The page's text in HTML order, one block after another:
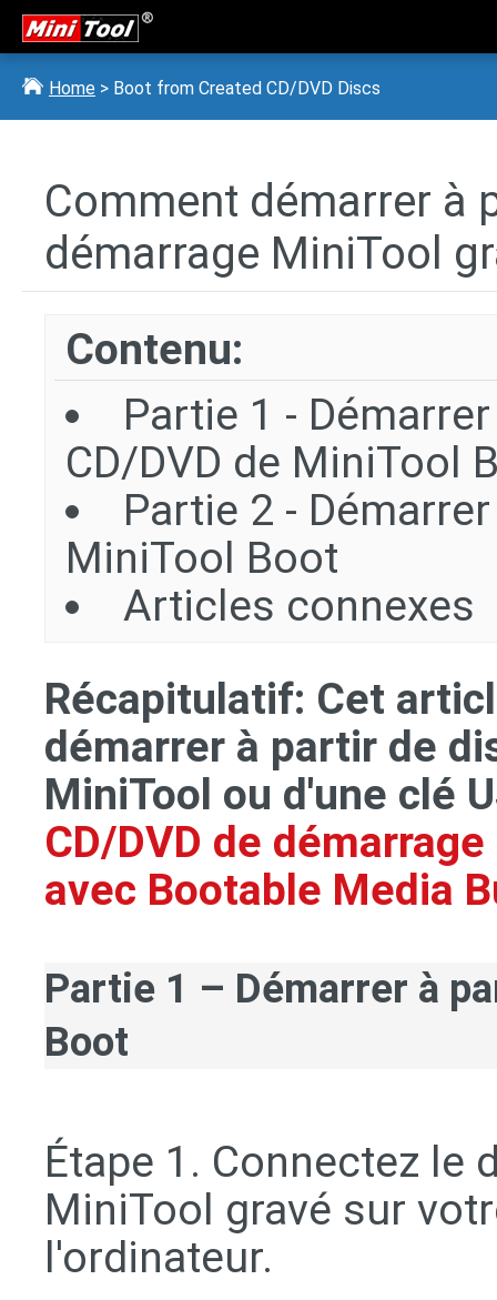
Home > Boot from Created CD/DVD Discs
Comment démarrer à
démarrage MiniTool
Contenu:
Partie 1 -
CD/DVD de MiniTool
Partie 2 -
MiniTool Boot
Articles connexes
Récapitulatif: Cet
démarrer à partir de
MiniTool ou d'une clé
CD/DVD de
avec Bootable Media
Partie 1 – Démarrer à
Boot
Étape 1. Connectez le
MiniTool gravé sur
l'ordinateur.